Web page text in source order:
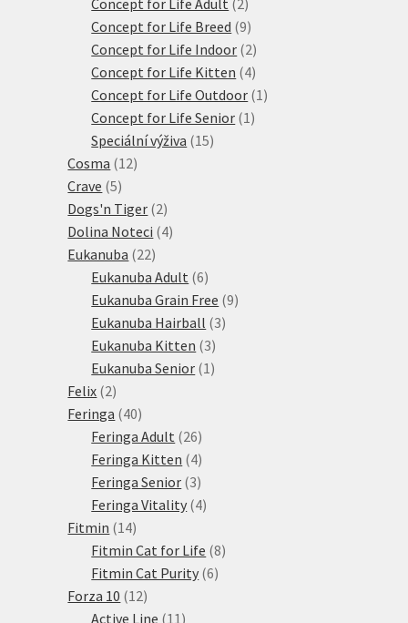
produkty
Concept for Life Breed 99
produktů
Concept for Life Indoor 22
produkty
Concept for Life Kitten 44
produkty
Concept for Life Outdoor 1 1
Concept for Life Senior 1 1
Speciální výživa 1515
Cosma 1212
Crave 55
produktů
Dogs'n Tiger 22
produkty
Dolina Noteci 44
Eukanuba 2222
produktů
Eukanuba Adult 66
produktů
Eukanuba Grain Free 99
Eukanuba Hairball 33
Eukanuba Kitten 33
produkty
Eukanuba Senior 1 1
Felix 22
produkty
Feringa 4040
produktů
Feringa Adult 2626
produktů
Feringa Kitten 44
produkty
Feringa Senior 33
produkty
Feringa Vitality 44
Fitmin 1414
produktů
Fitmin Cat for Life 88
Fitmin Cat Purity 66
Forza 10 1212
produktů
Active Line 11 11